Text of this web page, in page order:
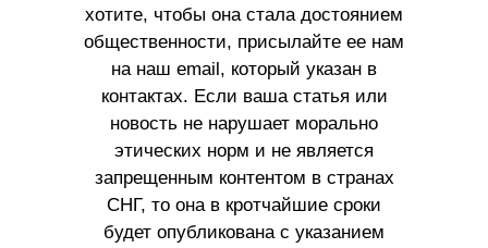
хотите, чтобы она стала достоянием
общественности, присылайте ее нам
на наш email, который указан в
контактах. Если ваша статья или
новость не нарушает морально
этических норм и не является
запрещенным контентом в странах
СНГ, то она в кротчайшие сроки
будет опубликована с указанием